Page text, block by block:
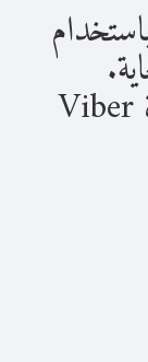
بمجرد حصولك على أرصدة Viber